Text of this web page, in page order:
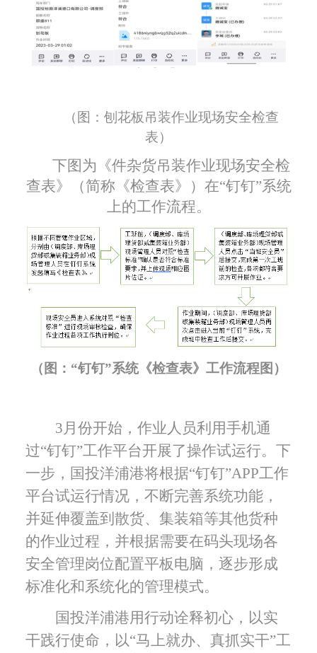
（图：刨花板吊装作业现场安全检查
表）
下图为《件杂货吊装作业现场安全检
查表》（简称《检查表》）在“钉钉”系统
上的工作流程。
（图：“钉钉”系统《检查表》工作流程图）
3月份开始，作业人员利用手机通
过“钉钉”工作平台开展了操作试运行。下
一步，国投洋浦港将根据“钉钉”APP工作
平台试运行情况，不断完善系统功能，
并延伸覆盖到散货、集装箱等其他货种
的作业过程，并根据需要在码头现场各
安全管理岗位配置平板电脑，逐步形成
标准化和系统化的管理模式。
国投洋浦港用行动诠释初心，以实
干践行使命，以“马上就办、真抓实干”工